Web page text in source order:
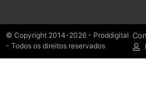
© Copyright 2014-2026 - Proddigital
- Todos os direitos reservados